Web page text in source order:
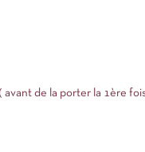
de la porter la 1ère